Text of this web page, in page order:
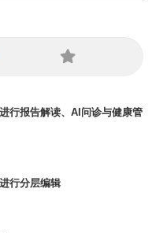
行报告解读、AI问诊与健康管
行分层编辑